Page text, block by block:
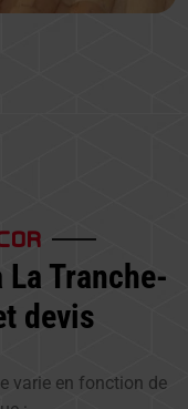
Tranche-
devis
varie en fonction de